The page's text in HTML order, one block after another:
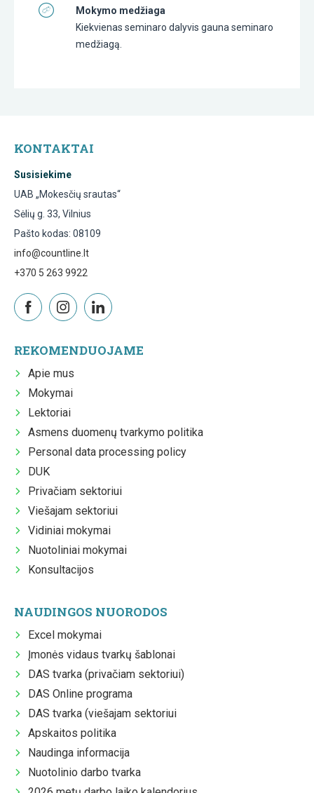
Mokymo medžiaga
Kiekvienas seminaro dalyvis gauna seminaro
medžiagą.
KONTAKTAI
Susisiekime
UAB „Mokesčių srautas“
Sėlių g. 33, Vilnius
Pašto kodas: 08109
info@countline.lt
+370 5 263 9922
REKOMENDUOJAME
Apie mus
Mokymai
Lektoriai
Asmens duomenų tvarkymo politika
Personal data processing policy
DUK
Privačiam sektoriui
Viešajam sektoriui
Vidiniai mokymai
Nuotoliniai mokymai
Konsultacijos
NAUDINGOS NUORODOS
Excel mokymai
Įmonės vidaus tvarkų šablonai
DAS tvarka (privačiam sektoriui)
DAS Online programa
DAS tvarka (viešajam sektoriui
Apskaitos politika
Naudinga informacija
Nuotolinio darbo tvarka